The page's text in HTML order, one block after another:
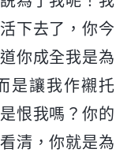
下去了，你今
你成全我是為
是讓我作襯托
恨我嗎？你的
清，你就是為